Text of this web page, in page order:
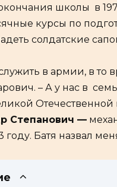
школы в
курсы по
солдатские
в армии, в
– А у нас в
Степанович —
Батя назвал